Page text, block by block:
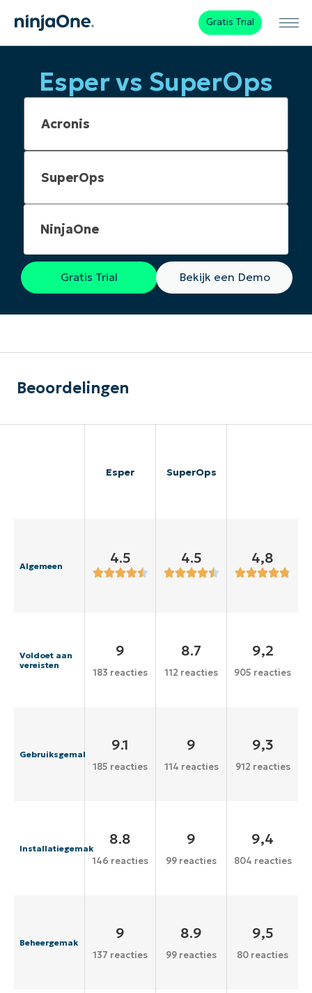
Gratis Trial
Esper vs SuperOps
NinjaOne
Gratis Trial Bekijk een Demo
Beoordelingen
Esper SuperOps
Algemeen 4.5 4.5 4,8
Voldoet aan
vereisten
9
183 reacties
8.7
112 reacties
9,2
905 reacties
Gebruiksgemak
9.1
185 reacties
9
114 reacties
9,3
912 reacties
Installatiegemak
8.8
146 reacties
9
99 reacties
9,4
804 reacties
Beheergemak
9
137 reacties
8.9
99 reacties
9,5
80 reacties